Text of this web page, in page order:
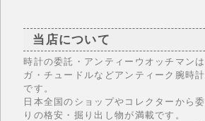
当店について
時計の委託・アンティーウオッチマン
ガ・チュードルなどアンティーク腕時
です。
日本全国のショップやコレクターから
りの格安・掘り出し物が満載です。